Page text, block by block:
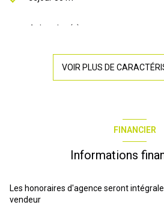
4 chambre(s)
cuisine américaine (équipée)
VOIR PLUS DE
FINANCIER
Informations
Les honoraires d'agence seront
vendeur